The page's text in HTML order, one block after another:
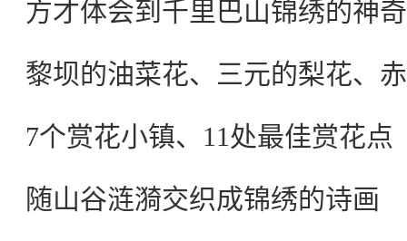
方才体会到千里巴山锦绣的神
黎坝的油菜花、三元的梨花、
7个赏花小镇、11处最佳赏花点
随山谷涟漪交织成锦绣的诗画